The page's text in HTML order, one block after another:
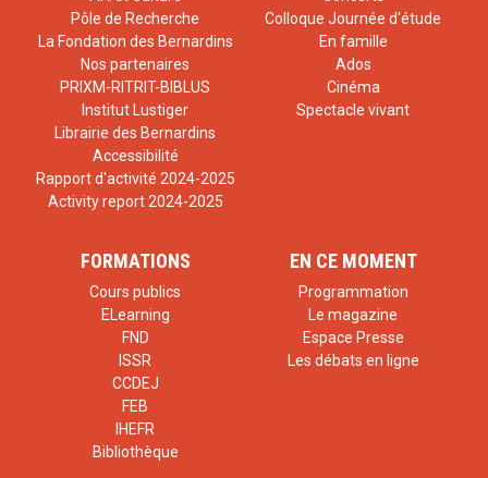
Pôle de Recherche
La Fondation des Bernardins
Nos partenaires
PRIXM-RITRIT-BIBLUS
Institut Lustiger
Librairie des Bernardins
Accessibilité
Rapport d'activité 2024-2025
Activity report 2024-2025
Colloque Journée d'étude
En famille
Ados
Cinéma
Spectacle vivant
FORMATIONS
Cours publics
ELearning
FND
ISSR
CCDEJ
FEB
IHEFR
Bibliothèque
EN CE MOMENT
Programmation
Le magazine
Espace Presse
Les débats en ligne